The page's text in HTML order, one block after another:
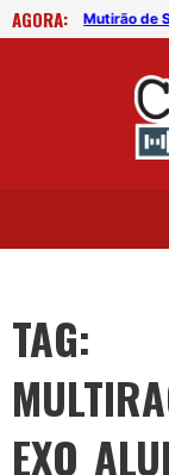
AGORA:
Mutirão de Saúde vai levar diversos serviços ao Aluízio Campos nesta semana
TAG: